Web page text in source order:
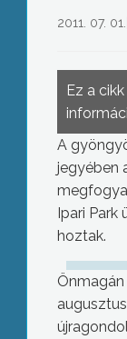
2011. 07. 01.
Ez a
A
jegyében
Ipari Park
hoztak.